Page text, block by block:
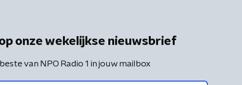
onze wekelijkse nieuwsbrief
van NPO Radio 1 in jouw mailbox